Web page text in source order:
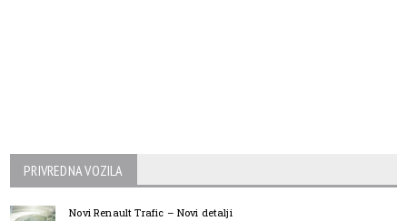
PRIVREDNA VOZILA
Novi Renault Trafic – Novi detalji